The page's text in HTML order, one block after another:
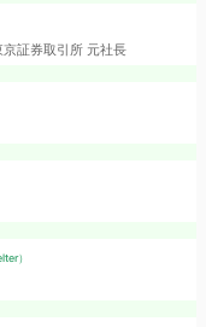
証券取引所 元社長
）